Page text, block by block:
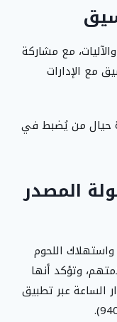
مع مشاركة
مع الإدارات
حيال من يُضبط في
المصدر
اللحوم
وتؤكد أنها
الساعة عبر تطبيق